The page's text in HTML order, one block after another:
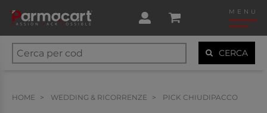
MENU
CERCA
HOME WEDDING & RICORRENZE PICK CHIUDIPACCO